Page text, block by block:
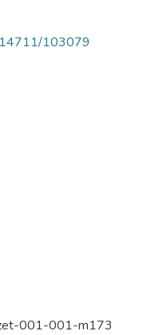
103079
001-001-m173